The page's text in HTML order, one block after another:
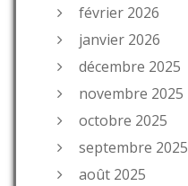
février 2026
janvier 2026
décembre 2025
novembre 2025
octobre 2025
septembre 2025
août 2025